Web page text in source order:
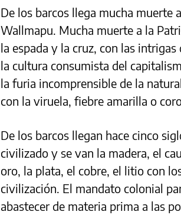
De los barcos llega mucha muerte
Wallmapu. Mucha muerte a la
la espada y la cruz, con las
la cultura consumista del
la furia incomprensible de la
con la viruela, fiebre amarilla o
De los barcos llegan hace cinco
civilizado y se van la madera, el
oro, la plata, el cobre, el litio con
civilización. El mandato colonial
abastecer de materia prima a las